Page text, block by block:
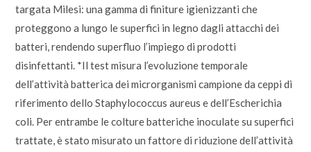
targata Milesi: una gamma di finiture igienizzanti che
proteggono a lungo le superfici in legno dagli attacchi dei
batteri, rendendo superfluo l’impiego di prodotti
disinfettanti. *Il test misura l’evoluzione temporale
dell’attività batterica dei microrganismi campione da ceppi di
riferimento dello Staphylococcus aureus e dell’Escherichia
coli. Per entrambe le colture batteriche inoculate su superfici
trattate, è stato misurato un fattore di riduzione dell’attività